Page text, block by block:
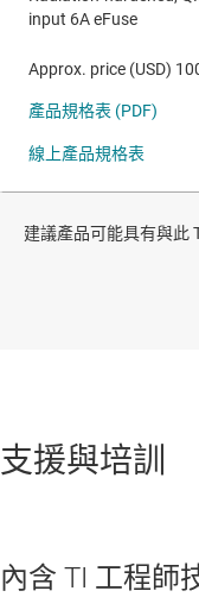
建議產品可能具有與此
支援與培訓
內含 TI 工程師